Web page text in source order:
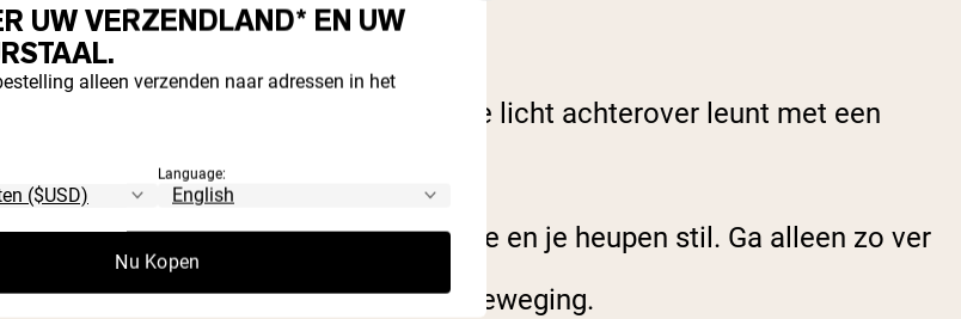
voeten plat op de grond.
je wervelkolom recht is, terwijl je licht achterover leunt met een
op een lichte stoot in je buik).
je vast.
naar één kant, houd je armen voor je en je heupen stil. Ga alleen zo ver
en draai niet vanuit je onderrug).
kant in dezelfde gecontroleerde beweging.
UW VERZENDLAND* EN UW
alleen verzenden naar adressen in het
Language:
Nu Kopen